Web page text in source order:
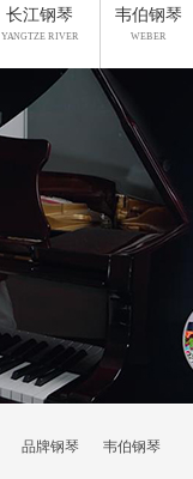
长江钢琴
YANGTZE RIVER
韦伯钢琴
WEBER
品牌钢琴 韦伯钢琴